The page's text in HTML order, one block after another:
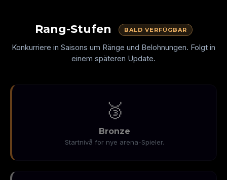
Rang-Stufen BALD VERFÜGBAR
Konkurriere in Saisons um Ränge und Belohnungen. Folgt in
einem späteren Update.
🥉
Bronze
Startnivå for nye arena-Spieler.